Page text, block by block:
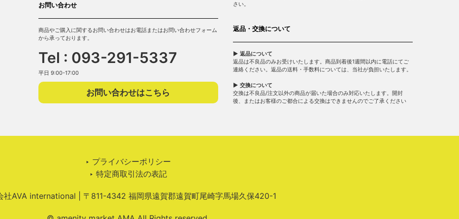
お問い合わせ
商品やご購入に関するお問い合わせはお電話またはお問い合わせフォーム
から承っております。
Tel : 093-291-5337
平日 9:00-17:00
お問い合わせはこちら
さい。
返品・交換について
▶ 返品について
返品は不良品のみお受けいたします。商品到着後1週間以内に電話にてご
連絡ください。返品の送料・手数料については、当社が負担いたします。
▶ 交換について
交換は不良品/注文以外の商品が届いた場合のみ対応いたします。開封
後、またはお客様のご都合による交換はできませんのでご了承ください
‣ プライバシーポリシー
‣ 特定商取引法の表記
社AVA international | 〒811-4342 福岡県遠賀郡遠賀町尾崎字馬場久保420-1